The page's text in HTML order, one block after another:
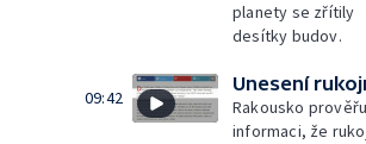
planety se zřítily
desítky budov.
09:42
Unesení
Rakousko
informaci, že